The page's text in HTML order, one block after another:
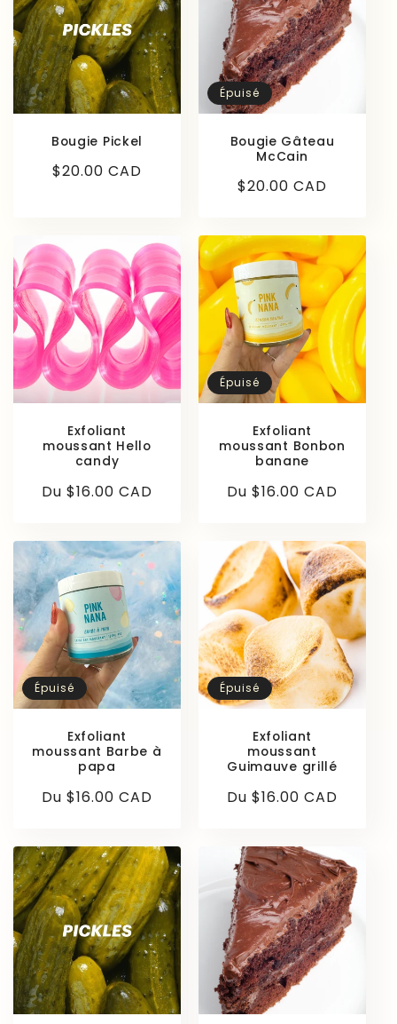
Bougie Pickel
Prix
$20.00 CAD
Épuisé
Bougie Gâteau
McCain
Prix
$20.00 CAD
Exfoliant
moussant Hello
candy
Prix
Du $16.00 CAD
Épuisé
Exfoliant
moussant Bonbon
banane
Prix
Du $16.00 CAD
Épuisé
Exfoliant
moussant Barbe à
papa
Prix
Du $16.00 CAD
Épuisé
Exfoliant
moussant
Guimauve grillé
Prix
Du $16.00 CAD